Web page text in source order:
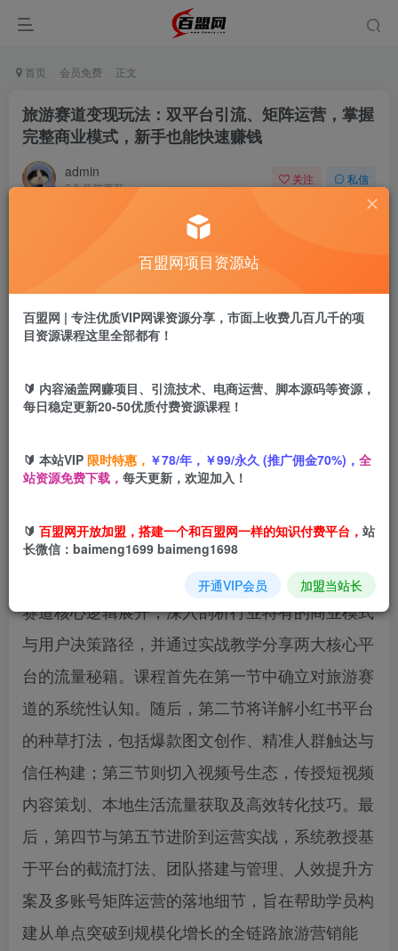
首页 会员免费 正文
旅游赛道变现玩法：双平台引流、矩阵运营，掌握
完整商业模式，新手也能快速赚钱
admin
6个月前更新
关注 私信
盟币 9.9
立即购买
本课程《比高旅游培训》是一套聚焦于旅游行业线
上获客与商业转化的实战培训体系。课程围绕旅游
赛道核心逻辑展开，深入剖析行业特有的商业模式
与用户决策路径，并通过实战教学分享两大核心平
台的流量秘籍。课程首先在第一节中确立对旅游赛
道的系统性认知。随后，第二节将详解小红书平台
的种草打法，包括爆款图文创作、精准人群触达与
信任构建；第三节则切入视频号生态，传授短视频
内容策划、本地生活流量获取及高效转化技巧。最
后，第四节与第五节进阶到运营实战，系统教授基
于平台的截流打法、团队搭建与管理、人效提升方
案及多账号矩阵运营的落地细节，旨在帮助学员构
建从单点突破到规模化增长的全链路旅游营销能
百盟网项目资源站
百盟网 | 专注优质VIP网课资源分享，市面上收费几百几千的项
目资源课程这里全部都有！
🔰 内容涵盖网赚项目、引流技术、电商运营、脚本源码等资源，
每日稳定更新20-50优质付费资源课程！
🔰 本站VIP 限时特惠， ￥78/年，￥99/永久 (推广佣金70%)， 全
站资源免费下载， 每天更新，欢迎加入！
🔰 百盟网开放加盟，搭建一个和百盟网一样的知识付费平台， 站
长微信：baimeng1699 baimeng1698
开通VIP会员 加盟当站长